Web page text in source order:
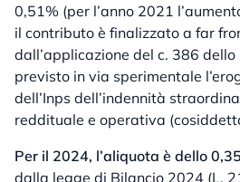
0,51% (per l’anno 2021
il contributo è finalizzato a far
dall’applicazione del c. 386
previsto in via sperimentale
dell’Inps dell’indennità
reddituale e operativa
Per il 2024, l’aliquota è dello
dalla legge di Bilancio 2024 (L.